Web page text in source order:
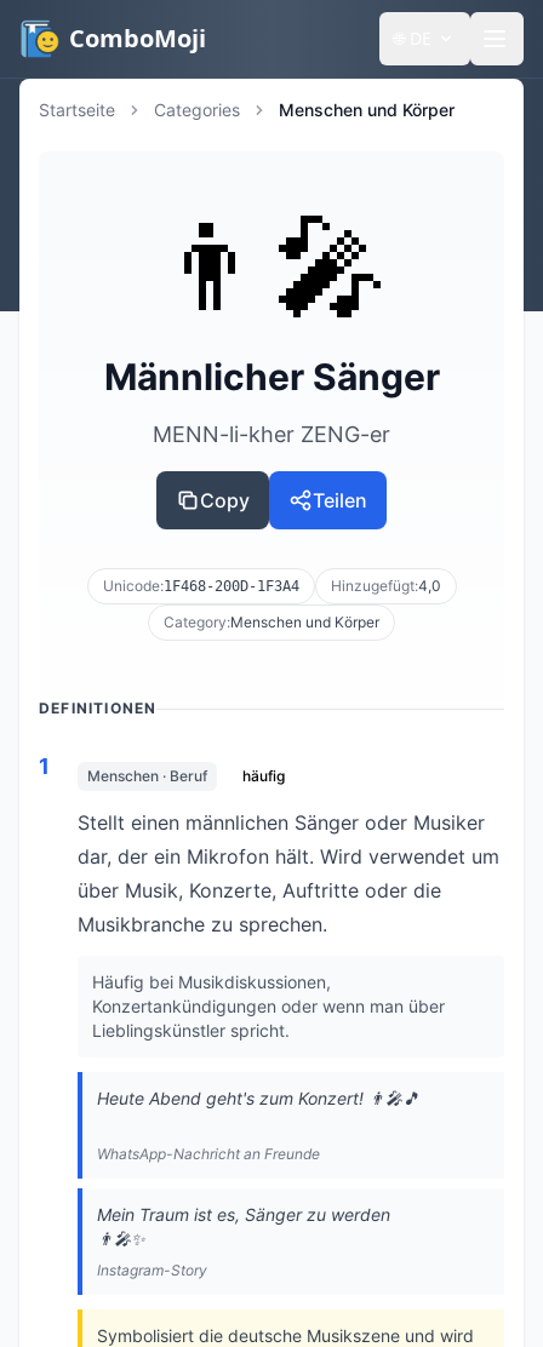
ComboMoji
Startseite Categories Menschen und Körper
👨‍🎤
Männlicher Sänger
MENN-li-kher ZENG-er
Copy Teilen
Unicode:1F468-200D-1F3A4 Hinzugefügt:4,0
Category:Menschen und Körper
DEFINITIONEN
1 Menschen · Beruf häufig
Stellt einen männlichen Sänger oder Musiker
dar, der ein Mikrofon hält. Wird verwendet um
über Musik, Konzerte, Auftritte oder die
Musikbranche zu sprechen.
Häufig bei Musikdiskussionen,
Konzertankündigungen oder wenn man über
Lieblingskünstler spricht.
Heute Abend geht's zum Konzert! 👨‍🎤🎵
WhatsApp-Nachricht an Freunde
Mein Traum ist es, Sänger zu werden
👨‍🎤✨
Instagram-Story
Symbolisiert die deutsche Musikszene und wird